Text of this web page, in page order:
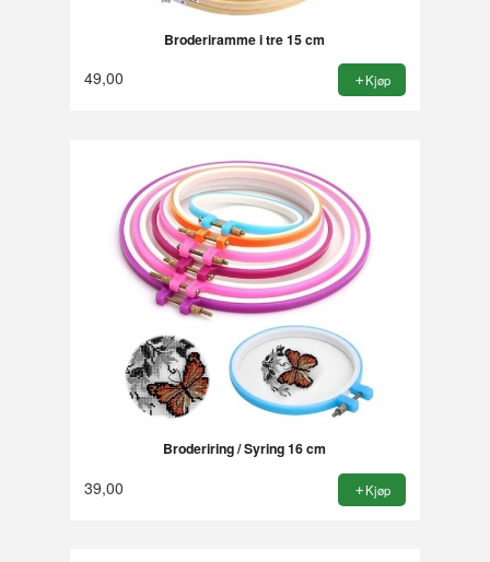
Broderiramme i tre 15 cm
49,00 Kjøp
Broderiring / Syring 16 cm
39,00 Kjøp